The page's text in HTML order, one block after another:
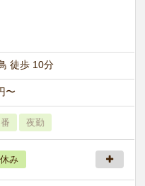
徒歩 10分
〜
夜勤
み